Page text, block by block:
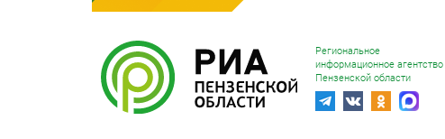
Региональное
информационное агентство
Пензенской области